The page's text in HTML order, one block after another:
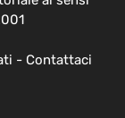
- Contattaci